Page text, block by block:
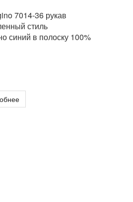
7014-36 рукав
стиль
синий в полоску 100%